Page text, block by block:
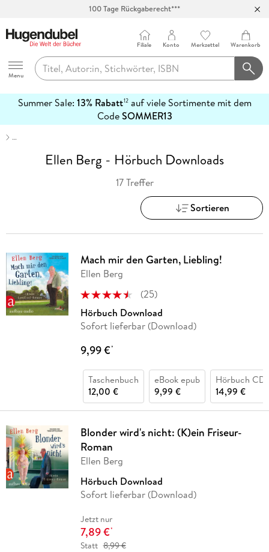
100 Tage Rückgaberecht***
Hugendubel
Menu
Filiale Konto Merkzettel Warenkorb
Summer Sale: 13% Rabatt12auf viele Sortimente mit dem
CodeSOMMER13
erfahren
…
Ellen Berg - Hörbuch Downloads
17 Treffer
Sortieren
Mach mir den Garten, Liebling!
Ellen Berg
(25)
Hörbuch Download
Sofort lieferbar (Download)
9,99 €*
Taschenbuch
12,00 €
eBook epub
9,99 €
Hörbuch CD
14,99 €
Blonder wird's nicht: (K)ein Friseur-
Roman
Ellen Berg
Hörbuch Download
Sofort lieferbar (Download)
Jetzt nur
7,89 €*
Statt 8,99 €